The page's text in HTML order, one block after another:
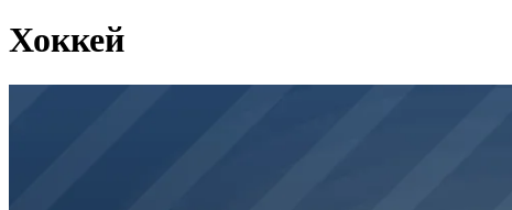
Хоккей